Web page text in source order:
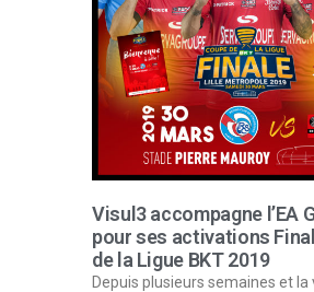
Visul3 accompagne l’EA
pour ses activations
de la Ligue BKT 2019
Depuis plusieurs semaines et la